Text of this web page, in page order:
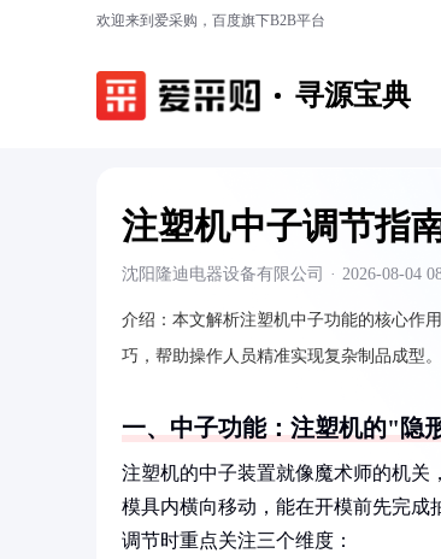
欢迎来到爱采购，百度旗下B2B平台
寻源宝典
注塑机中子调节指
沈阳隆迪电器设备有限公司 · 2026-08-04
介绍： 本文解析注塑机中子功能的核心作
巧，帮助操作人员精准实现复杂制品成型。
一、中子功能：注塑机的"隐
注塑机的中子装置就像魔术师的机关
模具内横向移动，能在开模前先完成
调节时重点关注三个维度：